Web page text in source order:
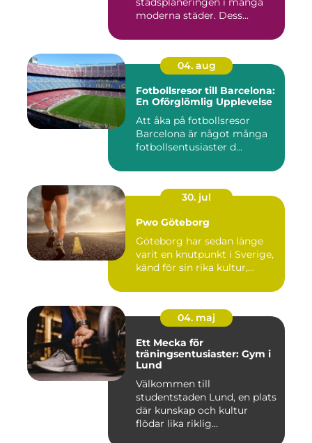
moderna städer. Dess...
04. aug
Fotbollsresor till Barcelona:
En Oförglömlig Upplevelse
Att åka på fotbollsresor
Barcelona är något många
fotbollsentusiaster d...
30. jul
Pwo Göteborg
Göteborg har sedan länge
varit en knutpunkt i Sverige,
känd för sin rika kultur,...
04. maj
Ett Mecka för
träningsentusiaster: Gym i
Lund
Välkommen till
studentstaden Lund, en plats
där kunskap och kultur
flödar lika riklig...